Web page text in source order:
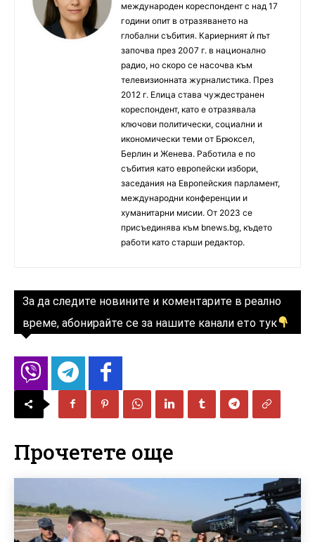
международен кореспондент с над 17
години опит в отразяването на
глобални събития. Кариерният ѝ път
започва през 2007 г. в национално
радио, но скоро се насочва към
телевизионната журналистика. През
2012 г. Елица става чуждестранен
кореспондент, като е отразявала
ключови политически, социални и
икономически теми от Брюксел,
Берлин и Женева. Работила е по
събития като европейски избори,
заседания на Европейския парламент,
международни конференции и
хуманитарни мисии. От 2023 се
присъединява към bnews.bg, където
работи като старши редактор.
За да следите новините и коментарите в реално
време, абонирайте се за нашите канали ето тук
Прочетете още